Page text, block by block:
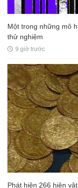
Một trong những mô
thử nghiệm
9 giờ trước
Phát hiện 266 hiện